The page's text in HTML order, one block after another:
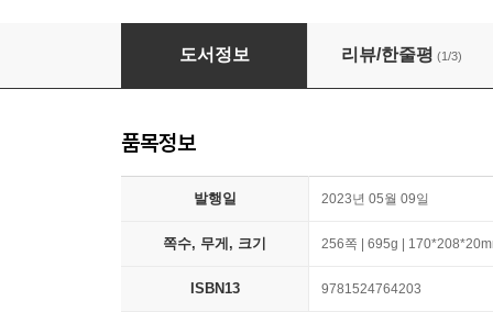
The Eyes and the Impossible : 2024 뉴베리 수
도서정보 리뷰/한줄평 (1/3)
품목정보
발행일 2023년 05월 09일
쪽수, 무게, 크기 256쪽 | 695g |
ISBN13 9781524764203